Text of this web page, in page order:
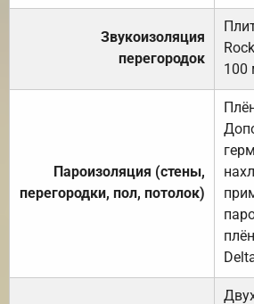
Звукоизоляция
перегородок
100
Пароизоляция (стены,
перегородки, пол, потолок)